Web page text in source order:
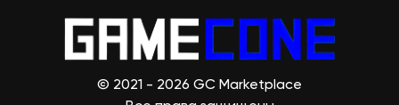
© 2021 - 2026 GC Marketplace